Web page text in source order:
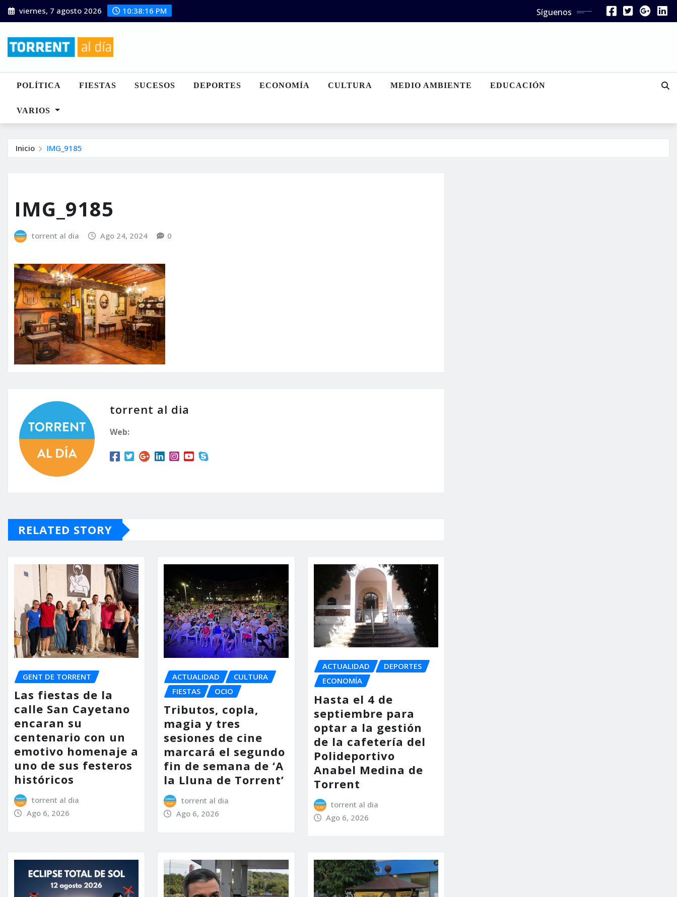
Saltar
al
viernes, 7 agosto 2026 10:38:17 PM Síguenos
POLÍTICA FIESTAS SUCESOS DEPORTES ECONOMÍA CULTURA MEDIO AMBIENTE EDUCACIÓN
VARIOS
Inicio IMG_9185
IMG_9185
torrent al dia Ago 24, 2024 0
torrent al dia
Web:
RELATED STORY
GENT DE TORRENT
Las fiestas de la
calle San Cayetano
encaran su
centenario con un
emotivo homenaje a
uno de sus festeros
históricos
torrent al dia
Ago 6, 2026
ACTUALIDAD
CULTURA
FIESTAS
OCIO
Tributos, copla,
magia y tres
sesiones de cine
marcará el segundo
fin de semana de ‘A
la Lluna de Torrent’
torrent al dia
Ago 6, 2026
ACTUALIDAD
DEPORTES
ECONOMÍA
Hasta el 4 de
septiembre para
optar a la gestión
de la cafetería del
Polideportivo
Anabel Medina de
Torrent
torrent al dia
Ago 6, 2026